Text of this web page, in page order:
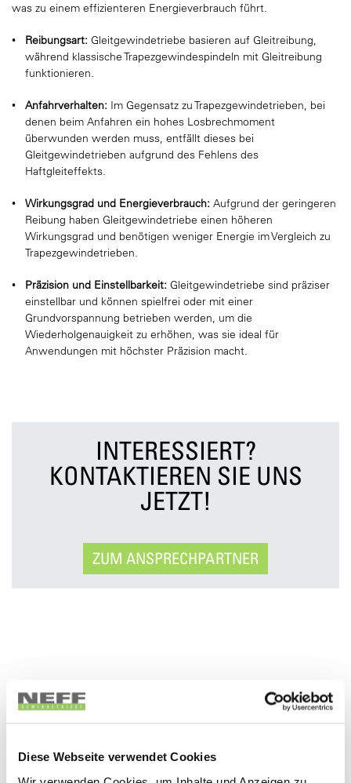
Diese Webseite verwendet Cookies
was zu einem effizienteren Energieverbrauch führt.
Reibungsart: Gleitgewindetriebe basieren auf Gleitreibung,
während klassische Trapezgewindespindeln mit Gleitreibung
funktionieren.
Anfahrverhalten: Im Gegensatz zu Trapezgewindetrieben, bei
denen beim Anfahren ein hohes Losbrechmoment
überwunden werden muss, entfällt dieses bei
Gleitgewindetrieben aufgrund des Fehlens des
Haftgleiteffekts.
Wirkungsgrad und Energieverbrauch: Aufgrund der geringeren
Reibung haben Gleitgewindetriebe einen höheren
Wirkungsgrad und benötigen weniger Energie im Vergleich zu
Trapezgewindetrieben.
Präzision und Einstellbarkeit: Gleitgewindetriebe sind präziser
einstellbar und können spielfrei oder mit einer
Grundvorspannung betrieben werden, um die
Wiederholgenauigkeit zu erhöhen, was sie ideal für
Anwendungen mit höchster Präzision macht.
INTERESSIERT?
KONTAKTIEREN SIE UNS
JETZT!
ZUM ANSPRECHPARTNER